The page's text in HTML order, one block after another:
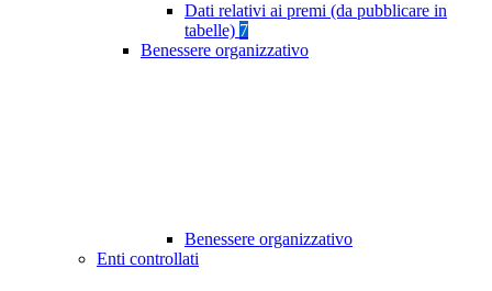
Dati relativi ai premi (da pubblicare in
tabelle) 7
Benessere organizzativo
Benessere organizzativo
Enti controllati